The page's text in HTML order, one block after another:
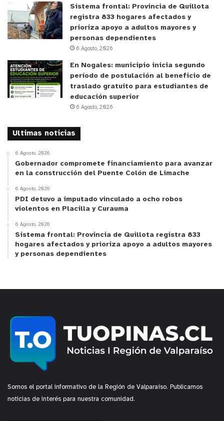
Sistema frontal: Provincia de Quillota
registra 833 hogares afectados y
prioriza apoyo a adultos mayores y
personas dependientes
6 Agosto, 2026
En Nogales: municipio inicia segundo
período de postulación al beneficio de
traslado gratuito para estudiantes de
educación superior
6 Agosto, 2026
Ultimas noticias
6 Agosto, 2026
Gobernador compromete financiamiento para avanzar
en la construcción del Puente Colón de Limache
6 Agosto, 2026
PDI detuvo a imputado vinculado a ocho robos
violentos en Placilla y Curauma
6 Agosto, 2026
Sistema frontal: Provincia de Quillota registra 833
hogares afectados y prioriza apoyo a adultos mayores
y personas dependientes
Somos el portal informativo de la Región de Valparaíso. Publicamos
noticias de interés para nuestra comunidad.